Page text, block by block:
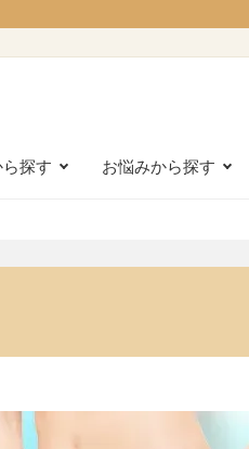
探す お悩みから探す